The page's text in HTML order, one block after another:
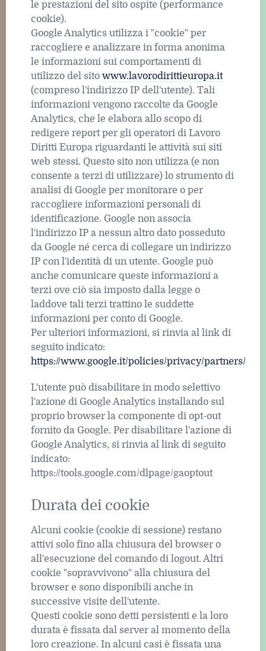
le prestazioni del sito ospite (performance
cookie).
Google Analytics utilizza i "cookie" per
raccogliere e analizzare in forma anonima
le informazioni sui comportamenti di
utilizzo del sito www.lavorodirittieuropa.it
(compreso l'indirizzo IP dell'utente). Tali
informazioni vengono raccolte da Google
Analytics, che le elabora allo scopo di
redigere report per gli operatori di Lavoro
Diritti Europa riguardanti le attività sui siti
web stessi. Questo sito non utilizza (e non
consente a terzi di utilizzare) lo strumento di
analisi di Google per monitorare o per
raccogliere informazioni personali di
identificazione. Google non associa
l'indirizzo IP a nessun altro dato posseduto
da Google né cerca di collegare un indirizzo
IP con l'identità di un utente. Google può
anche comunicare queste informazioni a
terzi ove ciò sia imposto dalla legge o
laddove tali terzi trattino le suddette
informazioni per conto di Google.
Per ulteriori informazioni, si rinvia al link di
seguito indicato:
https://www.google.it/policies/privacy/partners/
L'utente può disabilitare in modo selettivo
l'azione di Google Analytics installando sul
proprio browser la componente di opt-out
fornito da Google. Per disabilitare l'azione di
Google Analytics, si rinvia al link di seguito
indicato:
https://tools.google.com/dlpage/gaoptout
Durata dei cookie
Alcuni cookie (cookie di sessione) restano
attivi solo fino alla chiusura del browser o
all'esecuzione del comando di logout. Altri
cookie "sopravvivono" alla chiusura del
browser e sono disponibili anche in
successive visite dell'utente.
Questi cookie sono detti persistenti e la loro
durata è fissata dal server al momento della
loro creazione. In alcuni casi è fissata una